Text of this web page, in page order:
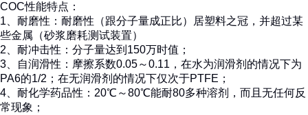
COC性能特点：
1、耐磨性：耐磨性（跟分子量成正比）居塑料之冠，并超过某
些金属（砂浆磨耗测试装置）
2、耐冲击性：分子量达到150万时值；
3、自润滑性：摩擦系数0.05～0.11，在水为润滑剂的情况下为
PA6的1/2；在无润滑剂的情况下仅次于PTFE；
4、耐化学药品性：20℃～80℃能耐80多种溶剂，而且无任何反
常现象；